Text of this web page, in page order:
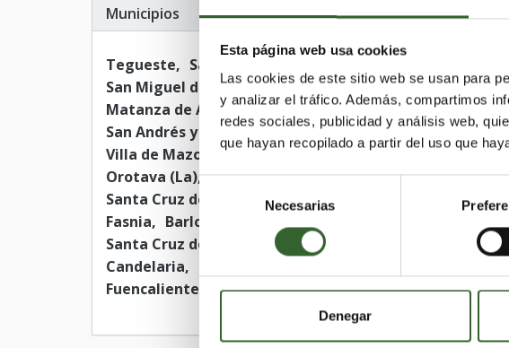
Esta página web usa cookies
Las cookies de este sitio web se usan para
y analizar el tráfico. Además, compartimos
redes sociales, publicidad y análisis web,
que hayan recopilado a partir del uso que
Selección
de
consentimiento
Necesarias
Denegar
Municipios
Tegueste Santiago del Teide
San Miguel de Abona
Paso (El)
San Sebastián de la
Matanza de Acentejo (La)
Tazacorte Breña Alta
San Andrés y Sauces
Buenavista del Norte Silos (Los)
Villa de Mazo
San Juan de la Rambla Breña Baja
Orotava (La)
Realejos (Los) Valverde Tanque (El)
Santa Cruz de Tenerife
Tacoronte Granadilla de
Fasnia
Barlovento
Santa Cruz de la Palma
Llanos de Aridane (Los) Guía
Candelaria
Fuencaliente de la Palma
Puntagorda